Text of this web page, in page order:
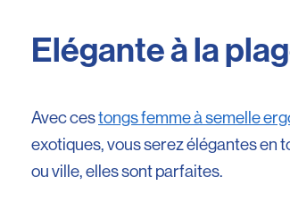
Elégante à la
Avec cestongs femme à semelle
exotiques, vous serez élégantes en
ou ville, elles sont parfaites.